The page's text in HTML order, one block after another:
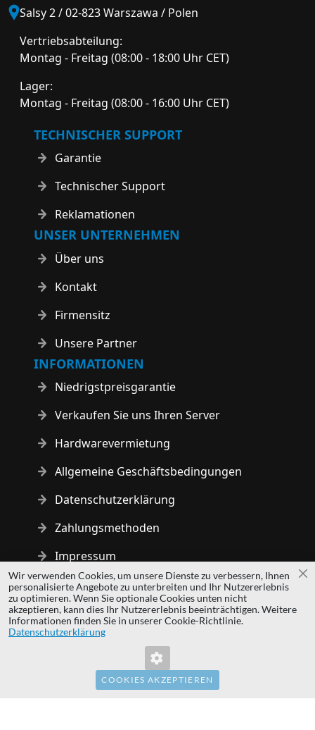
Salsy 2 / 02-823 Warszawa / Polen
Vertriebsabteilung:
Montag - Freitag (08:00 - 18:00 Uhr CET)
Lager:
Montag - Freitag (08:00 - 16:00 Uhr CET)
TECHNISCHER SUPPORT
Garantie
Technischer Support
Reklamationen
UNSER UNTERNEHMEN
Über uns
Kontakt
Firmensitz
Unsere Partner
INFORMATIONEN
Niedrigstpreisgarantie
Verkaufen Sie uns Ihren Server
Hardwarevermietung
Allgemeine Geschäftsbedingungen
Datenschutzerklärung
Zahlungsmethoden
Impressum
Copyright © 2014 - 2026 MS Development | All rights reserved
| All logos and trademarks are properties of their respective
owners.
Wir verwenden Cookies, um unsere Dienste zu verbessern, Ihnen
personalisierte Angebote zu unterbreiten und Ihr Nutzererlebnis
zu optimieren. Wenn Sie optionale Cookies unten nicht
akzeptieren, kann dies Ihr Nutzererlebnis beeinträchtigen. Weitere
Informationen finden Sie in unserer Cookie-Richtlinie.
Datenschutzerklärung
COOKIES AKZEPTIEREN